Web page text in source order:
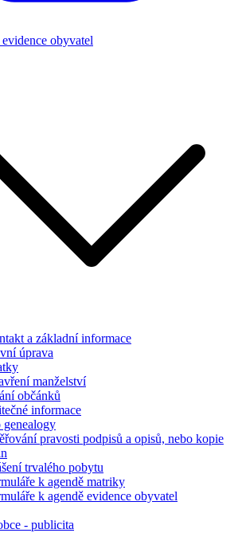
obyvatel
a základní informace
úprava
manželství
občánků
informace
genealogy
pravosti podpisů a opisů, nebo kopie
trvalého pobytu
k agendě matriky
k agendě evidence obyvatel
- publicita